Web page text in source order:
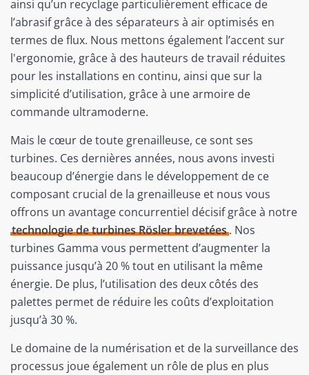
ainsi qu’un recyclage particulièrement efficace de
l’abrasif grâce à des séparateurs à air optimisés en
termes de flux. Nous mettons également l’accent sur
l'ergonomie, grâce à des hauteurs de travail réduites
pour les installations en continu, ainsi que sur la
simplicité d’utilisation, grâce à une armoire de
commande ultramoderne.
Mais le cœur de toute grenailleuse, ce sont ses
turbines. Ces dernières années, nous avons investi
beaucoup d’énergie dans le développement de ce
composant crucial de la grenailleuse et nous vous
offrons un avantage concurrentiel décisif grâce à notre
technologie de turbines Rösler brevetées. Nos
turbines Gamma vous permettent d’augmenter la
puissance jusqu’à 20 % tout en utilisant la même
énergie. De plus, l’utilisation des deux côtés des
palettes permet de réduire les coûts d’exploitation
jusqu’à 30 %.
Le domaine de la numérisation et de la surveillance des
processus joue également un rôle de plus en plus